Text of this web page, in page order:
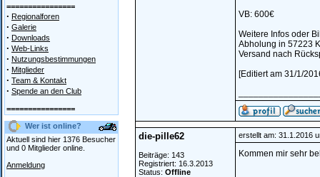
================
· Regionalforen
· Galerie
· Downloads
· Web-Links
· Nutzungsbestimmungen
· Mitglieder
· Team & Kontakt
· Spende an den Club
================
Wer ist online?
Aktuell sind hier 1376 Besucher
und 0 Mitglieder online.
Anmeldung
VB: 600€
Weitere Infos oder
Abholung in 57223
Versand nach
[Editiert am 31/1/
die-pille62
Beiträge: 143
Registriert: 16.3.2013
Status: Offline
erstellt am: 31.1.2016
Kommen mir sehr